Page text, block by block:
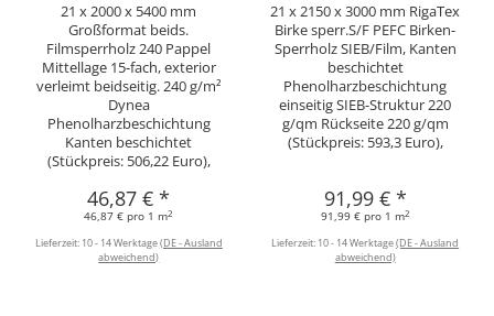
21 x 2000 x 5400 mm
Großformat beids.
Filmsperrholz 240 Pappel
Mittellage 15-fach, exterior
verleimt beidseitig. 240 g/m²
Dynea
Phenolharzbeschichtung
Kanten beschichtet
(Stückpreis: 506,22 Euro),
46,87 €*
46,87 € pro 1 m2
Lieferzeit: 10 - 14 Werktage(DE - Ausland
abweichend)
21 x 2150 x 3000 mm RigaTex
Birke sperr.S/F PEFC Birken-
Sperrholz SIEB/Film, Kanten
beschichtet
Phenolharzbeschichtung
einseitig SIEB-Struktur 220
g/qm Rückseite 220 g/qm
(Stückpreis: 593,3 Euro),
91,99 € *
91,99 € pro 1 m2
Lieferzeit: 10 - 14 Werktage(DE - Ausland
abweichend)